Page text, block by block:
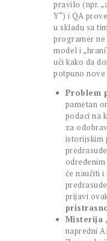
pravilo (npr.
Y“) i QA
u skladu sa
programer
model i
uči kako da
potpuno
Problem
pametan
podaci na
za
istorijskim
će naučiti
prijavi
Misterija
napredni